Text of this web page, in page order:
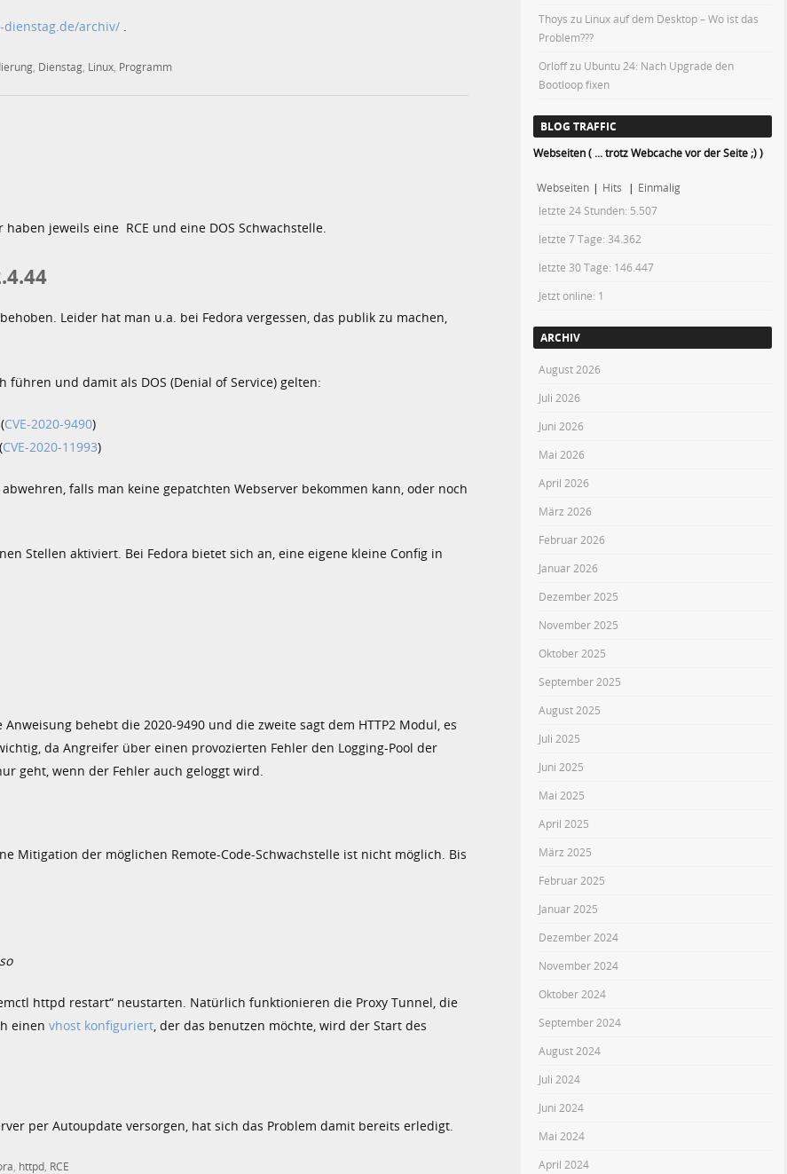
archiv/ .
Dienstag Linux Programm
jeweils eine RCE und eine DOS Schwachstelle.
Leider hat man u.a. bei Fedora vergessen, das publik zu machen,
führen und damit als DOS (Denial of Service) gelten:
CVE-2020-9490)
CVE-2020-11993)
falls man keine gepatchten Webserver bekommen kann, oder noch
Stellen aktiviert. Bei Fedora bietet sich an, eine eigene kleine Config in
behebt die 2020-9490 und die zweite sagt dem HTTP2 Modul, es
da Angreifer über einen provozierten Fehler den Logging-Pool der
geht, wenn der Fehler auch geloggt wird.
Mitigation der möglichen Remote-Code-Schwachstelle ist nicht möglich. Bis
httpd restart“ neustarten. Natürlich funktionieren die Proxy Tunnel, die
einen vhost konfiguriert, der das benutzen möchte, wird der Start des
per Autoupdate versorgen, hat sich das Problem damit bereits erledigt.
httpd RCE
Thoys zu Linux auf dem Desktop – Wo ist das
Problem???
Orloffzu Ubuntu 24: Nach Upgrade den
Bootloop fixen
BLOG TRAFFIC
Webseiten ( ... trotz Webcache vor der Seite ;) )
Webseiten | Hits | Einmalig
letzte 24 Stunden: 5.507
letzte 7 Tage: 34.362
letzte 30 Tage: 146.447
Jetzt online: 1
ARCHIV
August 2026
Juli 2026
Juni 2026
Mai 2026
April 2026
März 2026
Februar 2026
Januar 2026
Dezember 2025
November 2025
Oktober 2025
September 2025
August 2025
Juli 2025
Juni 2025
Mai 2025
April 2025
März 2025
Februar 2025
Januar 2025
Dezember 2024
November 2024
Oktober 2024
September 2024
August 2024
Juli 2024
Juni 2024
Mai 2024
April 2024